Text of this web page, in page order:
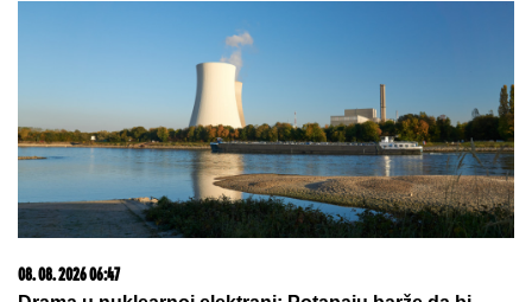
Блокадери померили своје границе: За пожаре је
крива Српска православна црква